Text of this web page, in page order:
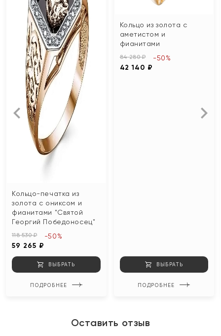
Кольцо-печатка из
золота с ониксом и
фианитами "Святой
Георгий Победоносец"
118 530 ₽
59 265 ₽
-50%
ВЫБРАТЬ
ПОДРОБНЕЕ
Кольцо из золота с
аметистом и
фианитами
84 280 ₽
42 140 ₽
-50%
ВЫБРАТЬ
ПОДРОБНЕЕ
Оставить отзыв